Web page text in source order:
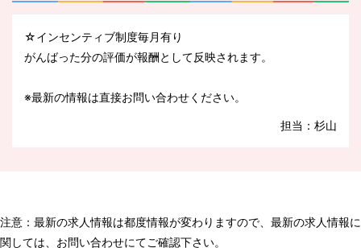
☆インセンティブ制度毎月有り
がんばった分の評価が報酬として反映されます。
※最新の情報は直接お問い合わせください。
担当：杉山
注意：最新の求人情報は都度情報が変わりますので、最新の求人情報に
関しては、お問い合わせにてご確認下さい。